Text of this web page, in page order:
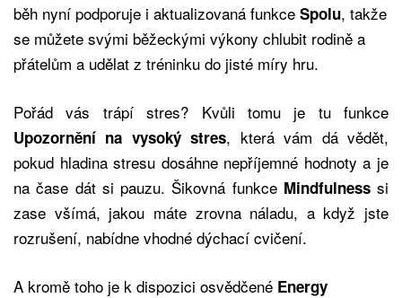
běh nyní podporuje i aktualizovaná funkce Spolu, takže
se můžete svými běžeckými výkony chlubit rodině a
přátelům a udělat z tréninku do jisté míry hru.
Pořád vás trápí stres? Kvůli tomu je tu funkce
Upozornění na vysoký stres, která vám dá vědět,
pokud hladina stresu dosáhne nepříjemné hodnoty a je
na čase dát si pauzu. Šikovná funkce Mindfulnesssi
zase všímá, jakou máte zrovna náladu, a když jste
rozrušení, nabídne vhodné dýchací cvičení.
A kromě toho je k dispozici osvědčené Energy